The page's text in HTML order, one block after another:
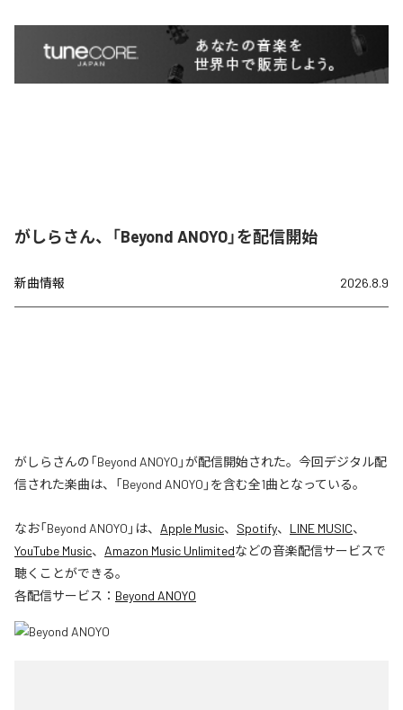
がしらさん、「Beyond ANOYO」を配信開始
新曲情報 2026.8.9
がしらさんの「Beyond ANOYO」が配信開始された。今回デジタル配
信された楽曲は、「Beyond ANOYO」を含む全1曲となっている。
なお「Beyond ANOYO 」は、 Apple Music、 Spotify、 LINE MUSIC、
YouTube Music、 Amazon Music Unlimitedなどの音楽配信サービスで
聴くことができる。
各配信サービス： Beyond ANOYO